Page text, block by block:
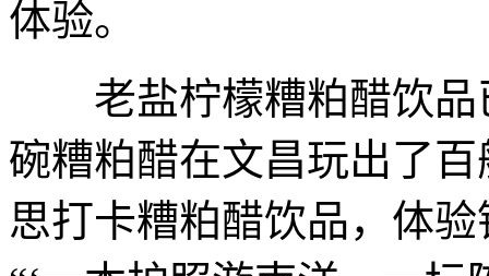
体验。
老盐柠檬糟粕醋饮品
碗糟粕醋在文昌玩出了
思打卡糟粕醋饮品，体